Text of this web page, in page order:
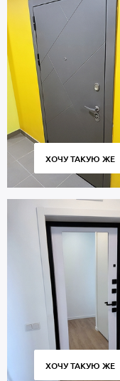
ХОЧУ ТАКУЮ ЖЕ
ХОЧУ ТАКУЮ ЖЕ